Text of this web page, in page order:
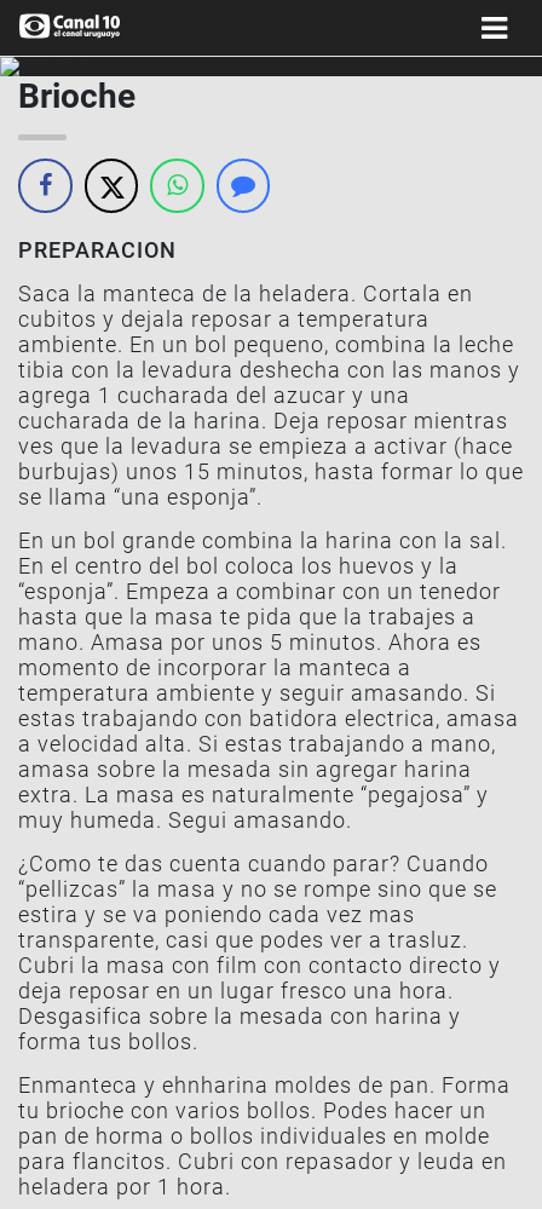
Brioche
PREPARACION
Saca la manteca de la heladera. Cortala en
cubitos y dejala reposar a temperatura
ambiente. En un bol pequeno, combina la leche
tibia con la levadura deshecha con las manos y
agrega 1 cucharada del azucar y una
cucharada de la harina. Deja reposar mientras
ves que la levadura se empieza a activar (hace
burbujas) unos 15 minutos, hasta formar lo que
se llama “una esponja”.
En un bol grande combina la harina con la sal.
En el centro del bol coloca los huevos y la
“esponja”. Empeza a combinar con un tenedor
hasta que la masa te pida que la trabajes a
mano. Amasa por unos 5 minutos. Ahora es
momento de incorporar la manteca a
temperatura ambiente y seguir amasando. Si
estas trabajando con batidora electrica, amasa
a velocidad alta. Si estas trabajando a mano,
amasa sobre la mesada sin agregar harina
extra. La masa es naturalmente “pegajosa” y
muy humeda. Segui amasando.
¿Como te das cuenta cuando parar? Cuando
“pellizcas” la masa y no se rompe sino que se
estira y se va poniendo cada vez mas
transparente, casi que podes ver a trasluz.
Cubri la masa con film con contacto directo y
deja reposar en un lugar fresco una hora.
Desgasifica sobre la mesada con harina y
forma tus bollos.
Enmanteca y ehnharina moldes de pan. Forma
tu brioche con varios bollos. Podes hacer un
pan de horma o bollos individuales en molde
para flancitos. Cubri con repasador y leuda en
heladera por 1 hora.